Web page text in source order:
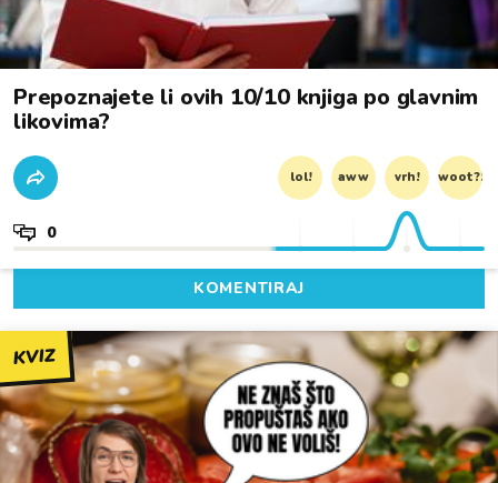
Prepoznajete li ovih 10/10 knjiga po glavnim
likovima?
lol! aww vrh! woot?!
0
KOMENTIRAJ
KVIZ